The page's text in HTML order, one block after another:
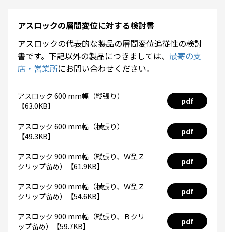
アスロックの層間変位に対する検討書
アスロックの代表的な製品の層間変位追従性の検討
書です。下記以外の製品につきましては、 最寄の支
店・営業所にお問い合わせください。
アスロック 600 mm幅（縦張り）
【63.0KB】
pdf
アスロック 600 mm幅（横張り）
【49.3KB】
pdf
アスロック 900 mm幅（縦張り、Ｗ型Ｚ
クリップ留め）【61.9KB】
pdf
アスロック 900 mm幅（横張り、Ｗ型Ｚ
クリップ留め）【54.6KB】
pdf
アスロック 900 mm幅（縦張り、Ｂクリ
ップ留め）【59.7KB】
pdf